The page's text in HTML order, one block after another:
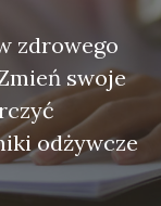
zdrowego
swoje
odżywcze